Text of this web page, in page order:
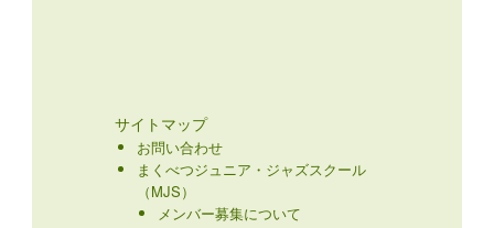
サイトマップ
お問い合わせ
まくべつジュニア・ジャズスクール
（MJS）
メンバー募集について